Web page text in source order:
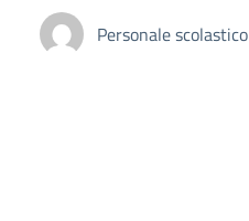
Personale scolastico